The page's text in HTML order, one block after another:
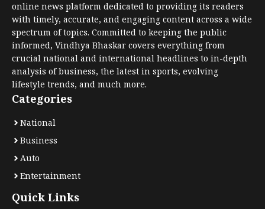
online news platform dedicated to providing its readers
with timely, accurate, and engaging content across a wide
spectrum of topics. Committed to keeping the public
informed, Vindhya Bhaskar covers everything from
crucial national and international headlines to in-depth
analysis of business, the latest in sports, evolving
lifestyle trends, and much more.
Categories
National
Business
Auto
Entertainment
Quick Links